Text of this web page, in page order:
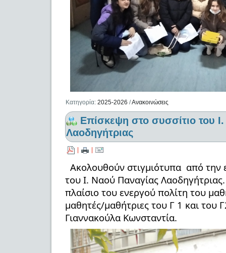
Κατηγορία:2025-2026 /Ανακοινώσεις
Επίσκεψη στο συσσίτιο του
Λαοδηγήτριας
Ακολουθούν στιγμιότυπα από την
του Ι. Ναού Παναγίας
πλαίσιο του ενεργού πολίτη του
μαθητές/μαθήτριες του Γ 1 και του
Γιαννακούλα Κωνσταντία.